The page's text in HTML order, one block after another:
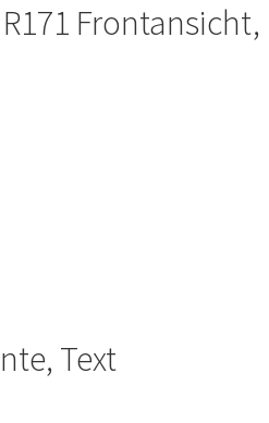
Frontansicht,
Text